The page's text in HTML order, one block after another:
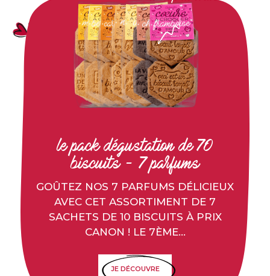
le pack dégustation de 70
biscuits - 7 parfums
GOÛTEZ NOS 7 PARFUMS DÉLICIEUX
AVEC CET ASSORTIMENT DE 7
SACHETS DE 10 BISCUITS À PRIX
CANON ! LE 7ÈME...
JE DÉCOUVRE